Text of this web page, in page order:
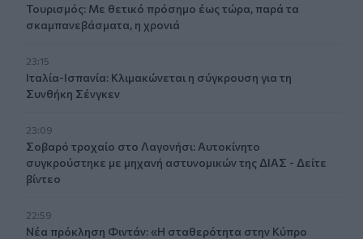
Τουρισμός: Με θετικό πρόσημο έως τώρα, παρά τα
σκαμπανεβάσματα, η χρονιά
23:15
Ιταλία-Ισπανία: Κλιμακώνεται η σύγκρουση για τη
Συνθήκη Σένγκεν
23:09
Σοβαρό τροχαίο στο Λαγονήσι: Αυτοκίνητο
συγκρούστηκε με μηχανή αστυνομικών της ΔΙΑΣ - Δείτε
βίντεο
22:59
Νέα πρόκληση Φιντάν: «Η σταθερότητα στην Κύπρο